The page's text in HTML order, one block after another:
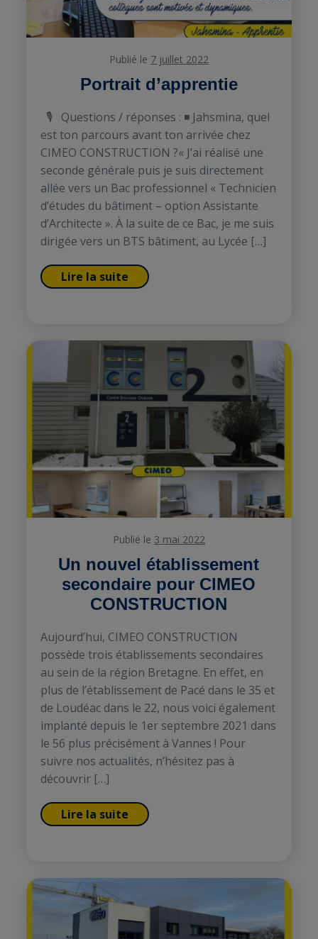
Portrait d’apprentie
Publié le 7 juillet 2022
🎙️ Questions / réponses : ◾ Jahsmina, quel
est ton parcours avant ton arrivée chez
CIMEO CONSTRUCTION ?« J’ai réalisé une
seconde générale puis je suis directement
allée vers un Bac professionnel « Technicien
d’études du bâtiment – option Assistante
d’Architecte ». À la suite de ce Bac, je me suis
dirigée vers un BTS bâtiment, au Lycée […]
Lire la suite
Un nouvel établissement
secondaire pour CIMEO
CONSTRUCTION
Publié le 3 mai 2022
Aujourd’hui, CIMEO CONSTRUCTION
possède trois établissements secondaires
au sein de la région Bretagne. En effet, en
plus de l’établissement de Pacé dans le 35 et
de Loudéac dans le 22, nous voici également
implanté depuis le 1er septembre 2021 dans
le 56 plus précisément à Vannes ! Pour
suivre nos actualités, n’hésitez pas à
découvrir […]
Lire la suite